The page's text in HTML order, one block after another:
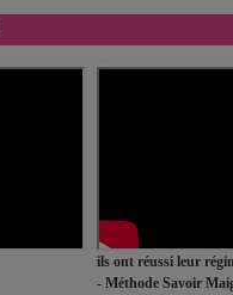
ils ont réussi leur
- Méthode Savoir